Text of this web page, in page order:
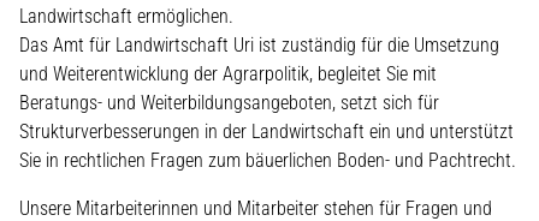
Landwirtschaft ermöglichen.
Das Amt für Landwirtschaft Uri ist zuständig für die Umsetzung
und Weiterentwicklung der Agrarpolitik, begleitet Sie mit
Beratungs- und Weiterbildungsangeboten, setzt sich für
Strukturverbesserungen in der Landwirtschaft ein und unterstützt
Sie in rechtlichen Fragen zum bäuerlichen Boden- und Pachtrecht.
Unsere Mitarbeiterinnen und Mitarbeiter stehen für Fragen und